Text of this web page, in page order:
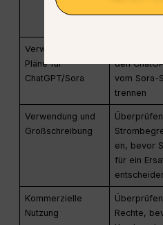
Verwirrung um die
Pläne für
ChatGPT/Sora
den
vom Sora-
trennen
Verwendung und
Großschreibung
en, bevor
für ein
Kommerzielle
Nutzung
Rechte,